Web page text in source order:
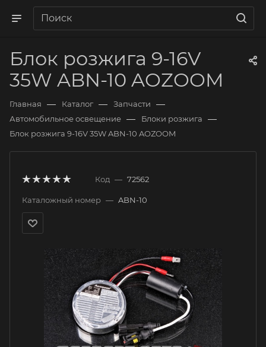
Блок розжига 9-16V
35W ABN-10 AOZOOM
Главная — Каталог — Запчасти —
Автомобильное освещение — Блоки розжига —
Блок розжига 9-16V 35W ABN-10 AOZOOM
Код — 72562
Каталожный номер — ABN-10